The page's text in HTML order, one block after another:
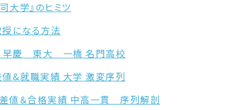
学』のヒミツ
になる方法
早慶 東大 一橋 名門高校
&就職実績 大学 激変序列
値＆合格実績 中高一貫 序列解剖